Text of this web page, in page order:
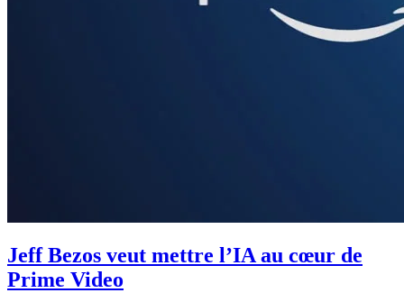
Jeff Bezos veut mettre l’IA au cœur de
Prime Video